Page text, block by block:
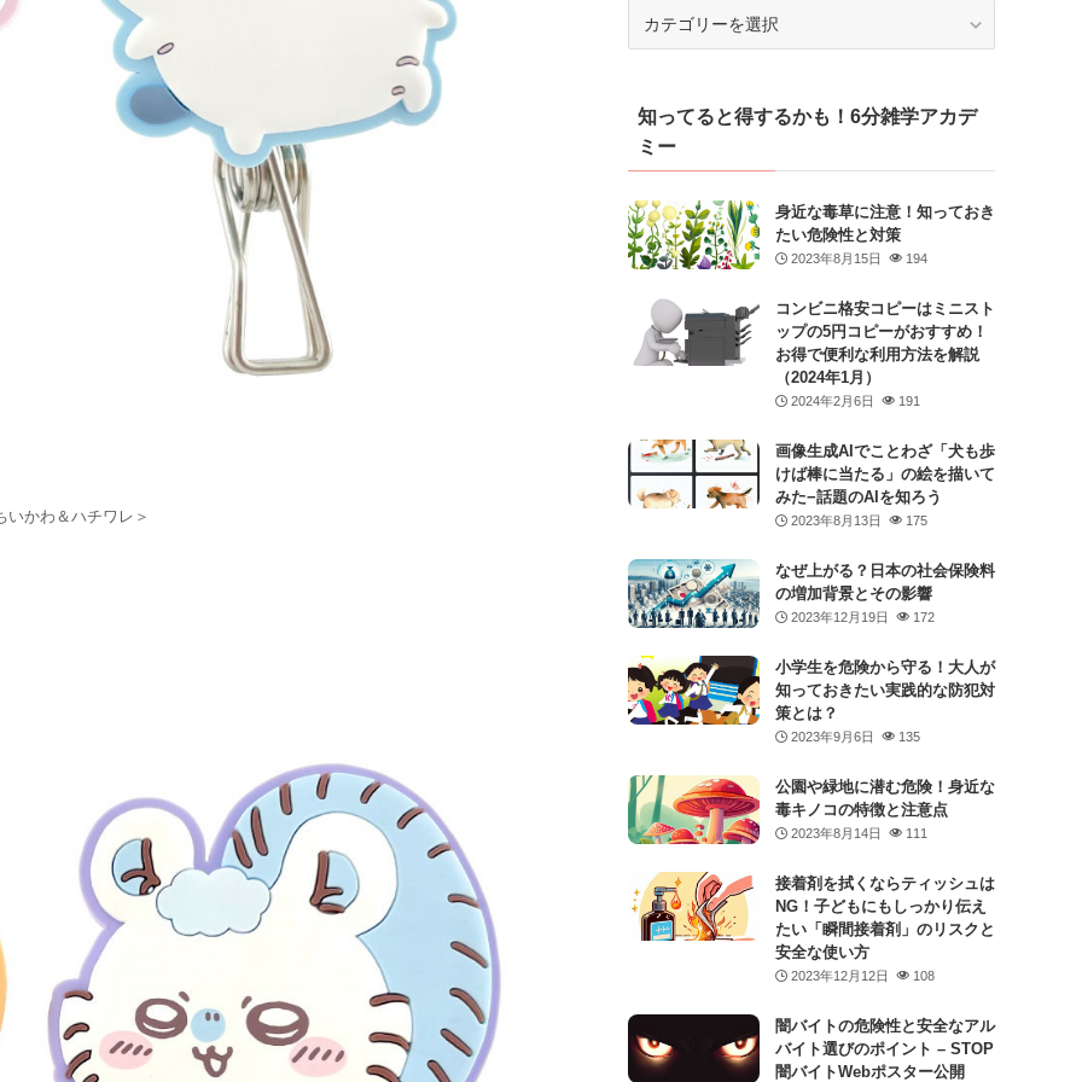
かわ＆ハチワレ＞
ー知ってると得するかも！6分雑学アカデ
ミー
身近な毒草に注意！知っておき
たい危険性と対策
2023年8月15日 194
コンビニ格安コピーはミニスト
ップの5円コピーがおすすめ！
お得で便利な利用方法を解説
（2024年1月）
2024年2月6日 191
画像生成AIでことわざ「犬も歩
けば棒に当たる」の絵を描いて
みた−話題のAIを知ろう
2023年8月13日 175
なぜ上がる？日本の社会保険料
の増加背景とその影響
2023年12月19日 172
小学生を危険から守る！大人が
知っておきたい実践的な防犯対
策とは？
2023年9月6日 135
公園や緑地に潜む危険！身近な
毒キノコの特徴と注意点
2023年8月14日 111
接着剤を拭くならティッシュは
NG！子どもにもしっかり伝え
たい「瞬間接着剤」のリスクと
安全な使い方
2023年12月12日 108
闇バイトの危険性と安全なアル
バイト選びのポイント – STOP
闇バイトWebポスター公開